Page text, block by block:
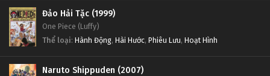
Đảo Hải Tặc (1999)
One Piece (Luffy)
Thể loại: Hành Động, Hài Hước, Phiêu Lưu, Hoạt Hình
Naruto Shippuden (2007)